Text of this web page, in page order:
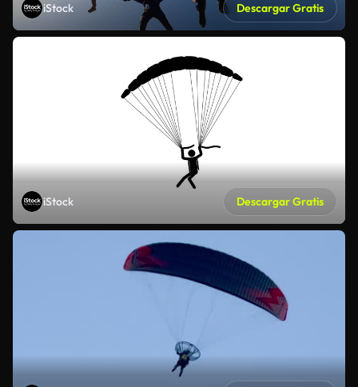
iStock Descargar Gratis
iStock Descargar Gratis